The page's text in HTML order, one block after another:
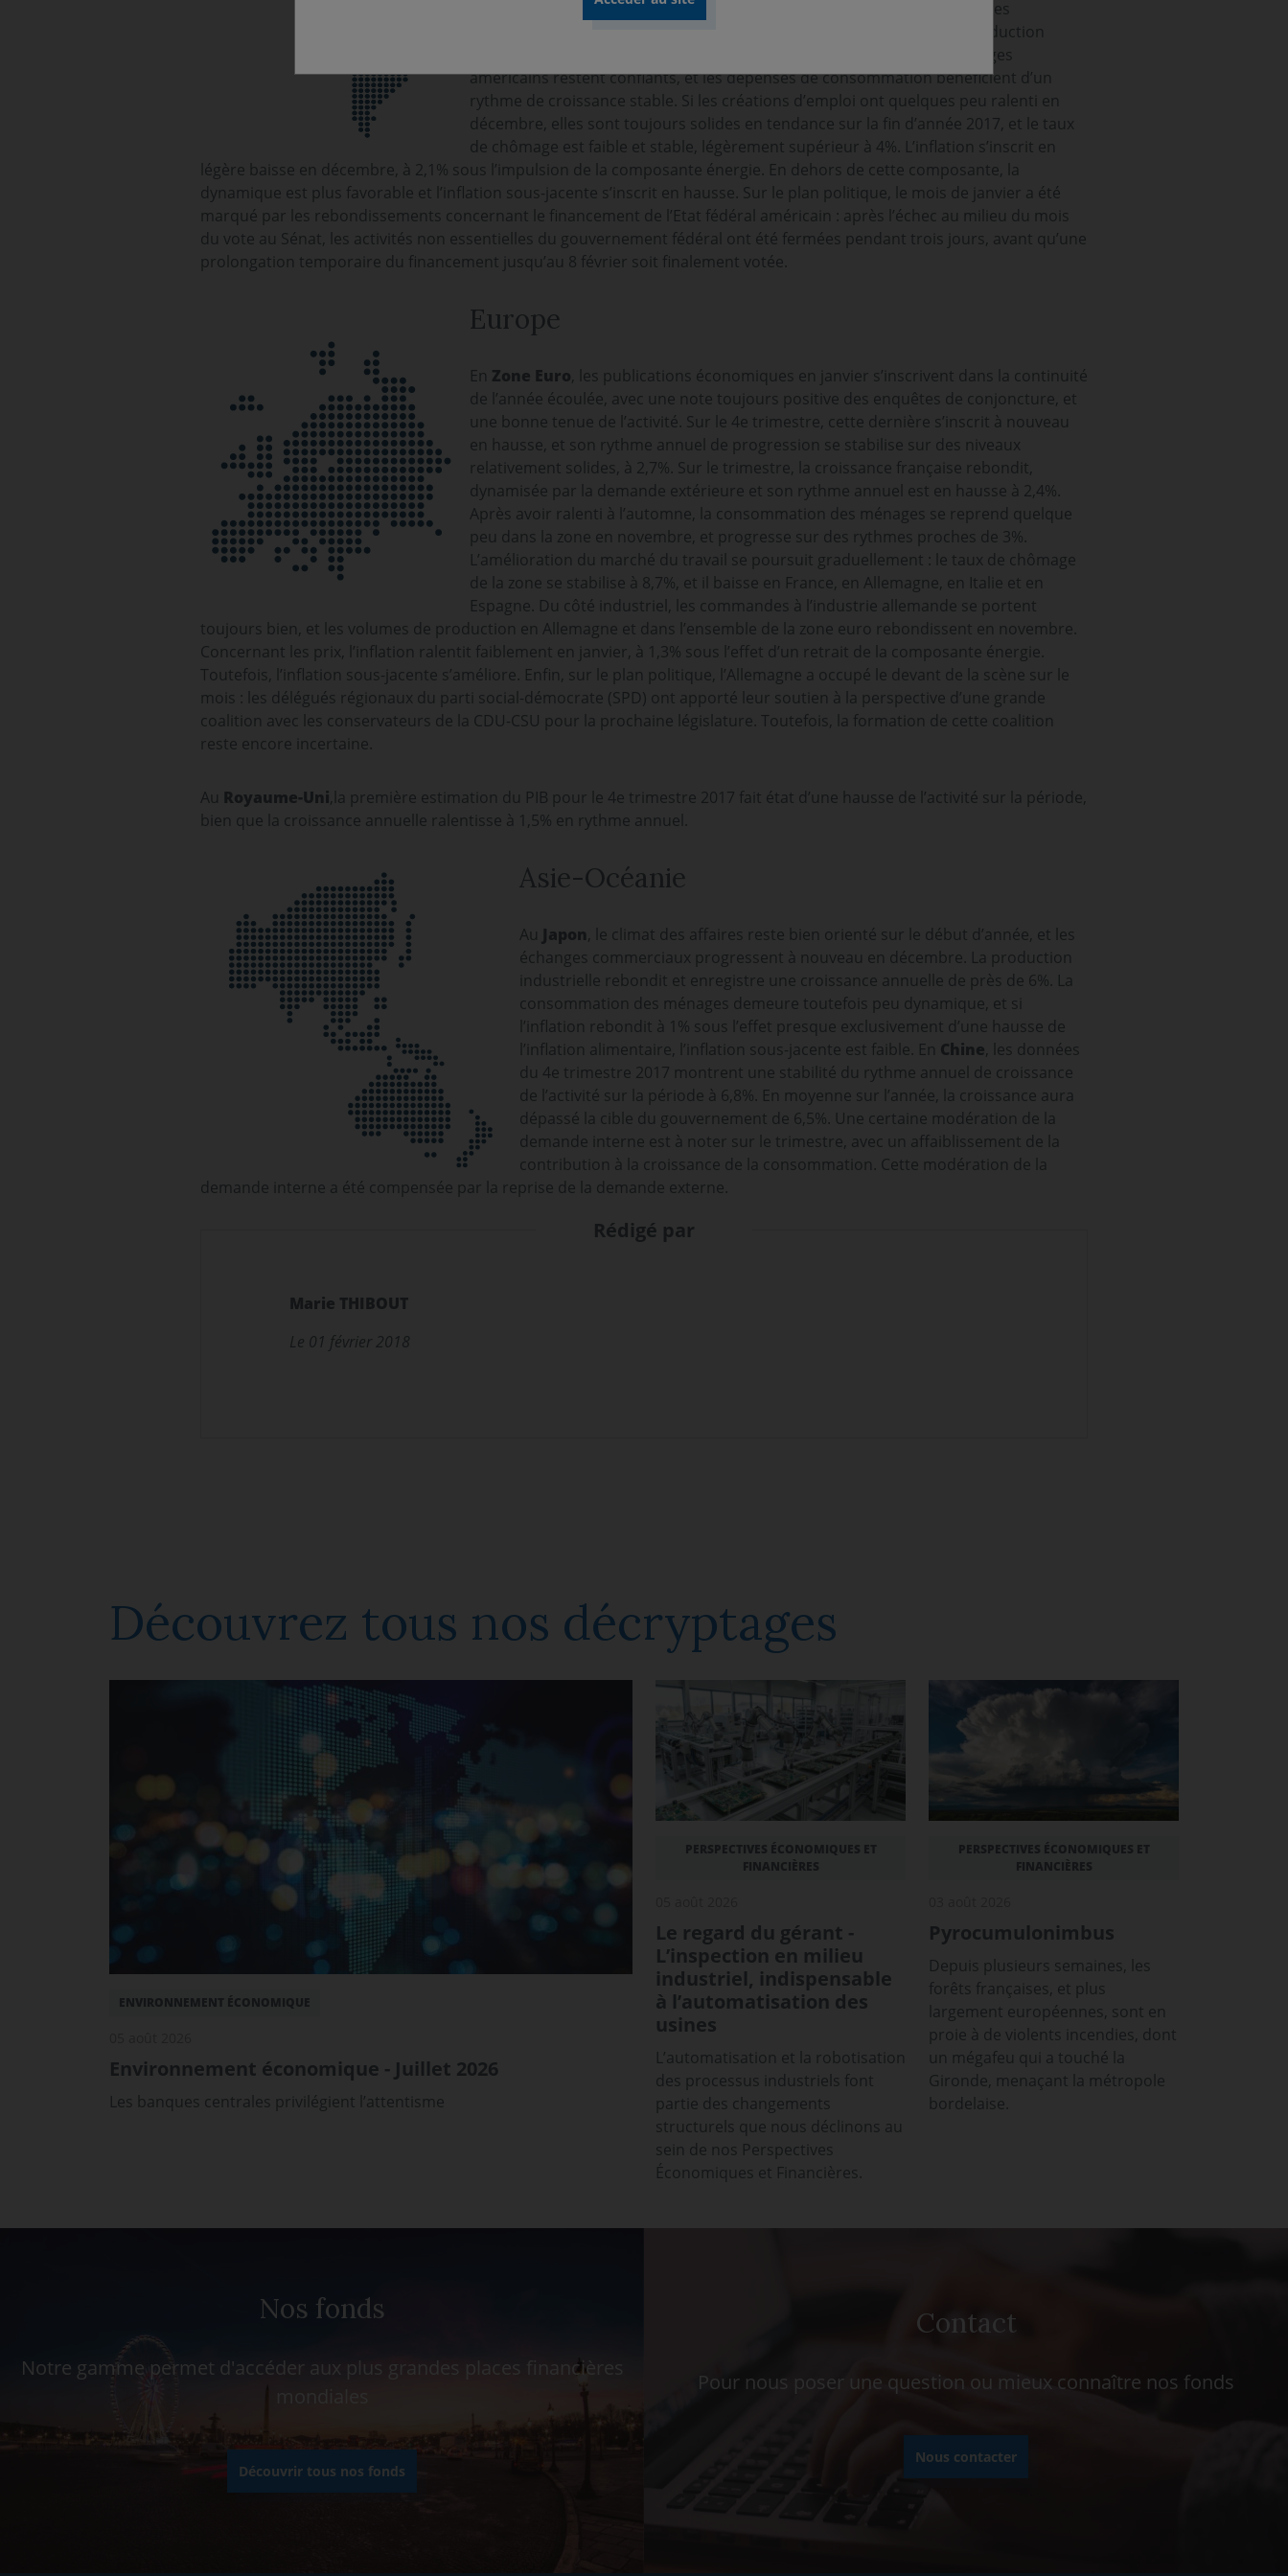
mensuels confirment cet environnement : les indices de climat des affaires
poursuivent leur amélioration, le rythme annuel de croissance de la production
industrielle accélère pour s’établir à près de 4% en décembre. Les ménages
américains restent confiants, et les dépenses de consommation bénéficient d’un
rythme de croissance stable. Si les créations d’emploi ont quelques peu ralenti en
décembre, elles sont toujours solides en tendance sur la fin d’année 2017, et le taux
de chômage est faible et stable, légèrement supérieur à 4%. L’inflation s’inscrit en
légère baisse en décembre, à 2,1% sous l’impulsion de la composante énergie. En dehors de cette composante, la
dynamique est plus favorable et l’inflation sous-jacente s’inscrit en hausse. Sur le plan politique, le mois de janvier a été
marqué par les rebondissements concernant le financement de l’Etat fédéral américain : après l’échec au milieu du mois
du vote au Sénat, les activités non essentielles du gouvernement fédéral ont été fermées pendant trois jours, avant qu’une
prolongation temporaire du financement jusqu’au 8 février soit finalement votée.
Europe
En Zone Euro, les publications économiques en janvier s’inscrivent dans la continuité
de l’année écoulée, avec une note toujours positive des enquêtes de conjoncture, et
une bonne tenue de l’activité. Sur le 4e trimestre, cette dernière s’inscrit à nouveau
en hausse, et son rythme annuel de progression se stabilise sur des niveaux
relativement solides, à 2,7%. Sur le trimestre, la croissance française rebondit,
dynamisée par la demande extérieure et son rythme annuel est en hausse à 2,4%.
Après avoir ralenti à l’automne, la consommation des ménages se reprend quelque
peu dans la zone en novembre, et progresse sur des rythmes proches de 3%.
L’amélioration du marché du travail se poursuit graduellement : le taux de chômage
de la zone se stabilise à 8,7%, et il baisse en France, en Allemagne, en Italie et en
Espagne. Du côté industriel, les commandes à l’industrie allemande se portent
toujours bien, et les volumes de production en Allemagne et dans l’ensemble de la zone euro rebondissent en novembre.
Concernant les prix, l’inflation ralentit faiblement en janvier, à 1,3% sous l’effet d’un retrait de la composante énergie.
Toutefois, l’inflation sous-jacente s’améliore. Enfin, sur le plan politique, l’Allemagne a occupé le devant de la scène sur le
mois : les délégués régionaux du parti social-démocrate (SPD) ont apporté leur soutien à la perspective d’une grande
coalition avec les conservateurs de la CDU-CSU pour la prochaine législature. Toutefois, la formation de cette coalition
reste encore incertaine.
Au Royaume-Uni,la première estimation du PIB pour le 4e trimestre 2017 fait état d’une hausse de l’activité sur la période,
bien que la croissance annuelle ralentisse à 1,5% en rythme annuel.
Asie-Océanie
Au Japon, le climat des affaires reste bien orienté sur le début d’année, et les
échanges commerciaux progressent à nouveau en décembre. La production
industrielle rebondit et enregistre une croissance annuelle de près de 6%. La
consommation des ménages demeure toutefois peu dynamique, et si
l’inflation rebondit à 1% sous l’effet presque exclusivement d’une hausse de
l’inflation alimentaire, l’inflation sous-jacente est faible. En Chine, les données
du 4e trimestre 2017 montrent une stabilité du rythme annuel de croissance
de l’activité sur la période à 6,8%. En moyenne sur l’année, la croissance aura
dépassé la cible du gouvernement de 6,5%. Une certaine modération de la
demande interne est à noter sur le trimestre, avec un affaiblissement de la
contribution à la croissance de la consommation. Cette modération de la
demande interne a été compensée par la reprise de la demande externe.
Rédigé par
Marie THIBOUT
Le 01 février 2018
Découvrez tous nos décryptages
ENVIRONNEMENT ÉCONOMIQUE
Environnement économique - Juillet 2026
Les banques centrales privilégient l’attentisme
PERSPECTIVES ÉCONOMIQUES ET
FINANCIÈRES
Le regard du gérant -
L’inspection en milieu
industriel, indispensable
à l’automatisation des
usines
L’automatisation et la robotisation
des processus industriels font
partie des changements
structurels que nous déclinons au
sein de nos Perspectives
Économiques et Financières.
PERSPECTIVES ÉCONOMIQUES ET
FINANCIÈRES
Pyrocumulonimbus
Depuis plusieurs semaines, les
forêts françaises, et plus
largement européennes, sont en
proie à de violents incendies, dont
un mégafeu qui a touché la
Gironde, menaçant la métropole
bordelaise.
Nos fonds
Notre gamme permet d'accéder aux plus grandes places financières
Découvrir tous nos fonds
Contact
Pour nous poser une question ou mieux connaître nos fonds
Nous contacter